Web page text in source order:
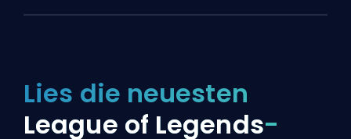
Lies die neuesten
League of Legends-